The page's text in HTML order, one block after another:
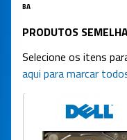
BA
PRODUTOS
Selecione os itens
aqui para marcar